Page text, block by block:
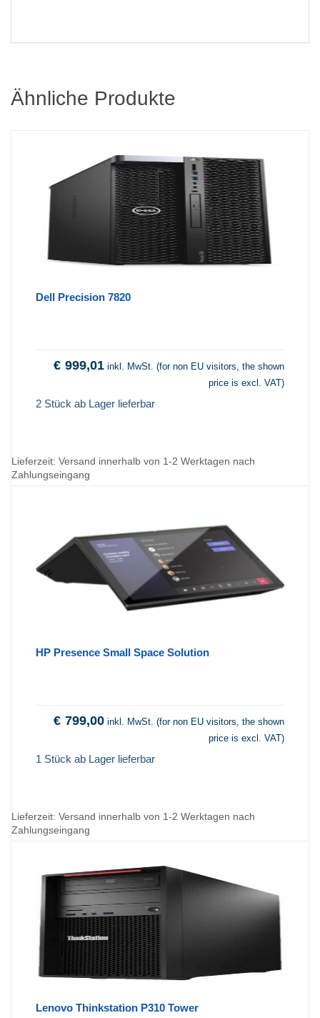
Ähnliche Produkte
Dell Precision 7820
€ 999,01 inkl. MwSt. (for non EU visitors, the shown
price is excl. VAT)
2 Stück ab Lager lieferbar
Lieferzeit: Versand innerhalb von 1-2 Werktagen nach
Zahlungseingang
HP Presence Small Space Solution
€ 799,00 inkl. MwSt. (for non EU visitors, the shown
price is excl. VAT)
1 Stück ab Lager lieferbar
Lieferzeit: Versand innerhalb von 1-2 Werktagen nach
Zahlungseingang
Lenovo Thinkstation P310 Tower